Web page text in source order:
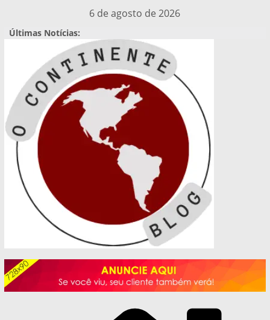
para
6 de agosto de 2026
Últimas Notícias: